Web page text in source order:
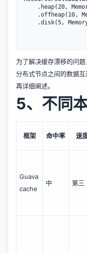
为了解决缓存漂移的问
分布式节点之间的数据
再详细阐述。
5、不同
框架 命中率 速
Guava
cache
中 第三